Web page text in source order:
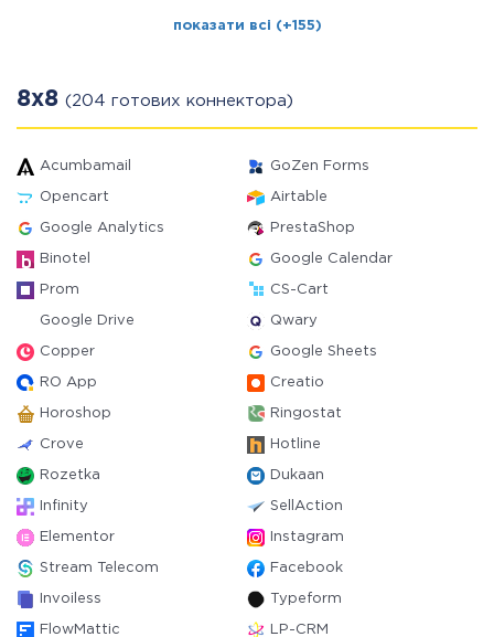
показати всі (+155)
8x8 (204 готових коннектора)
Acumbamail GoZen Forms
Opencart Airtable
Google Analytics PrestaShop
Binotel Google Calendar
Prom CS-Cart
Google Drive Qwary
Copper Google Sheets
RO App Creatio
Horoshop Ringostat
Crove Hotline
Rozetka Dukaan
Infinity SellAction
Elementor Instagram
Stream Telecom Facebook
Invoiless Typeform
FlowMattic LP-CRM